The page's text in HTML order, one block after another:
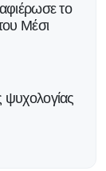
το
Μέσι